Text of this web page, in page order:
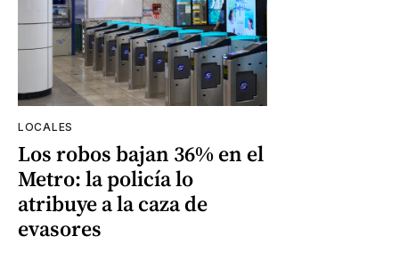
LOCALES
Los robos bajan 36% en el
Metro: la policía lo
atribuye a la caza de
evasores